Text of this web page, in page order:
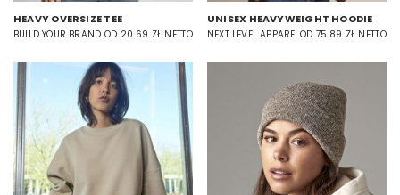
HEAVY OVERSIZE TEE
BUILD YOUR BRAND OD 20.69 ZŁ NETTO
UNISEX HEAVYWEIGHT HOODIE
NEXT LEVEL APPARELOD 75.89 ZŁ NETTO